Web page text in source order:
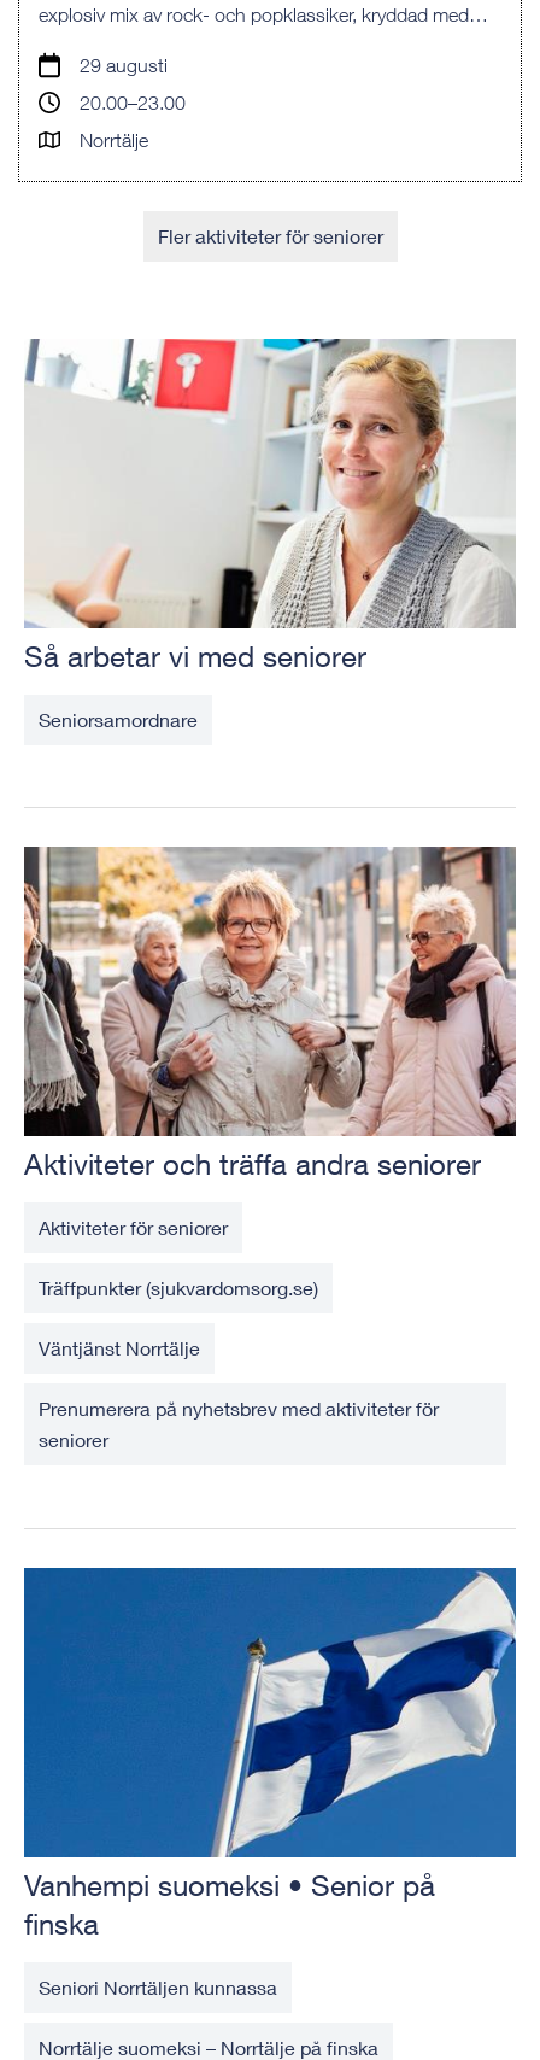
explosiv mix av rock- och popklassiker, kryddad med
29 augusti
20.00–23.00
Norrtälje
Fler aktiviteter för seniorer
Så arbetar vi med seniorer
Seniorsamordnare
Aktiviteter och träffa andra seniorer
Aktiviteter för seniorer
Träffpunkter (sjukvardomsorg.se)
Väntjänst Norrtälje
Prenumerera på nyhetsbrev med aktiviteter för
seniorer
Vanhempi suomeksi • Senior på
finska
Seniori Norrtäljen kunnassa
Norrtälje suomeksi – Norrtälje på finska